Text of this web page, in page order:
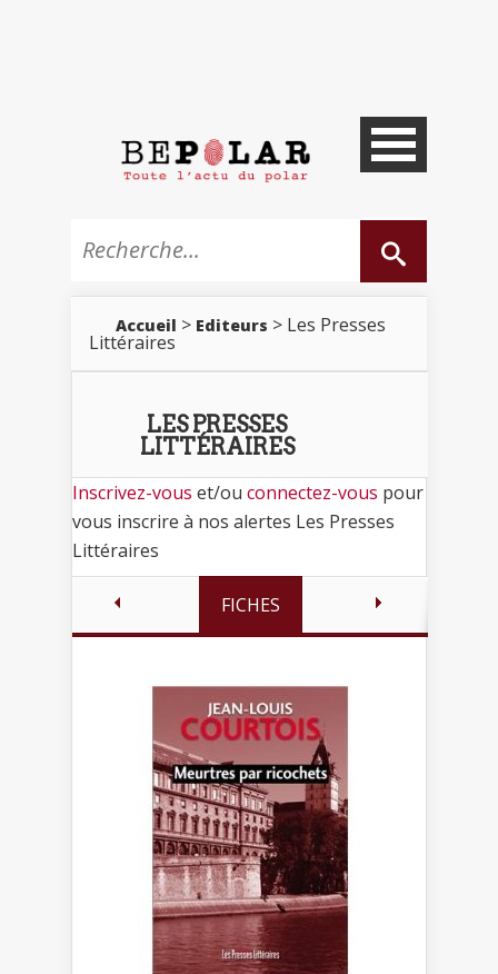
Accueil > Editeurs > Les Presses
Littéraires
LES PRESSES
LITTÉRAIRES
Inscrivez-vous et/ou connectez-vous pour
vous inscrire à nos alertes Les Presses
Littéraires
FICHES